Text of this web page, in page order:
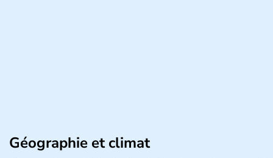
Géographie et climat